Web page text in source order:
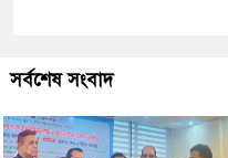
সর্বশেষ সংবাদ